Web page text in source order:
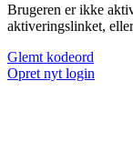
Brugeren er ikke
aktiveringslinket,
Glemt kodeord
Opret nyt login